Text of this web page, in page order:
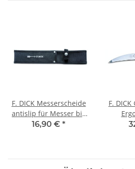
F. DICK Messerscheide
antislip für Messer bis
Klingenlänge 21 cm,
16,90 € *
F.